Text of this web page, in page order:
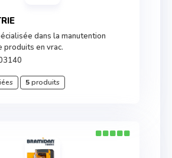
dans la manutention
produits en vrac.
5produits